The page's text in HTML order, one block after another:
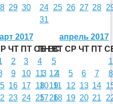
29 30
24 25 26 27 28
31
2017
ЧТ ПТ СБ ВС
2 3 4
5
9 10 11
12
16 17 18
19
23 24 25
26
апрель 2017
ПН ВТ СР ЧТ ПТ
1
3
4 5 6 7
8
10 11 12 13 14
17 18 19 20 21